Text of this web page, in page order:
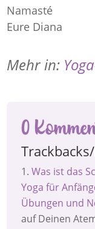
Namasté
Eure Diana
Mehr in:
0
Was ist das
Yoga für
Übungen und
auf Deinen